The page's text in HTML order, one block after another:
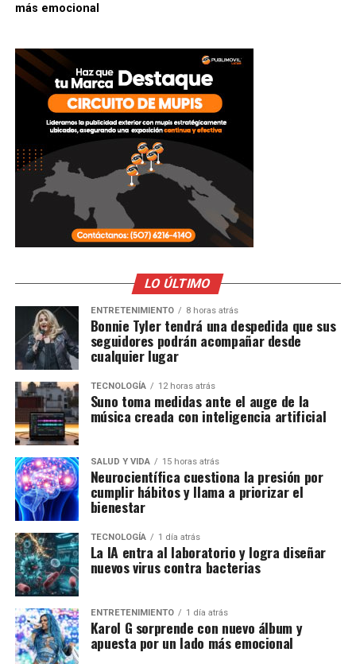
más emocional
LO ÚLTIMO
ENTRETENIMIENTO 8 horas atrás
Bonnie Tyler tendrá una despedida que sus
seguidores podrán acompañar desde
cualquier lugar
TECNOLOGÍA 12 horas atrás
Suno toma medidas ante el auge de la
música creada con inteligencia artificial
SALUD Y VIDA 15 horas atrás
Neurocientífica cuestiona la presión por
cumplir hábitos y llama a priorizar el
bienestar
TECNOLOGÍA 1 día atrás
La IA entra al laboratorio y logra diseñar
nuevos virus contra bacterias
ENTRETENIMIENTO 1 día atrás
Karol G sorprende con nuevo álbum y
apuesta por un lado más emocional